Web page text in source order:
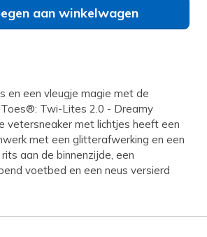
aan winkelwagen
en een vleugje magie met de
Toes®: Twi-Lites 2.0 - Dreamy
vetersneaker met lichtjes heeft een
met een glitterafwerking en een
aan de binnenzijde, een
voetbed en een neus versierd